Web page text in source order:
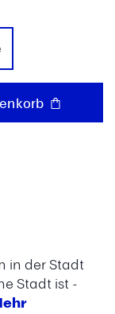
in der Stadt
Stadt ist -